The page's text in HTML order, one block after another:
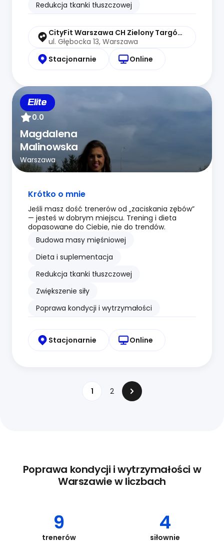
Redukcja tkanki tłuszczowej
CityFit Warszawa CH Zielony Targówek
ul. Głębocka 13, Warszawa
Stacjonarnie
Online
Elite
0.0
Magdalena
Malinowska
Warszawa
Krótko o mnie
Jeśli masz dość trenerów od „zaciskania zębów”
— jesteś w dobrym miejscu. Trening i dieta
dopasowane do Ciebie, nie do trendów.
Budowa masy mięśniowej
Dieta i suplementacja
Redukcja tkanki tłuszczowej
Zwiększenie siły
Poprawa kondycji i wytrzymałości
Stacjonarnie Online
1 2
Poprawa kondycji i wytrzymałości w
Warszawie w liczbach
9
trenerów
4
siłownie